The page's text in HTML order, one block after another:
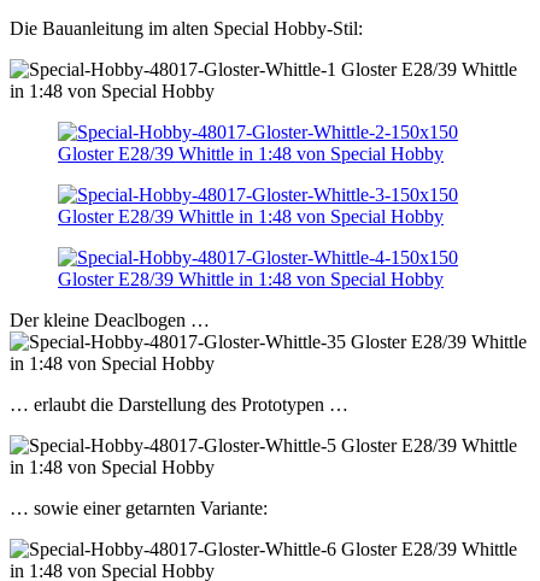
Die Bauanleitung im alten Special Hobby-Stil:
Der kleine Deaclbogen …
… erlaubt die Darstellung des Prototypen …
… sowie einer getarnten Variante: